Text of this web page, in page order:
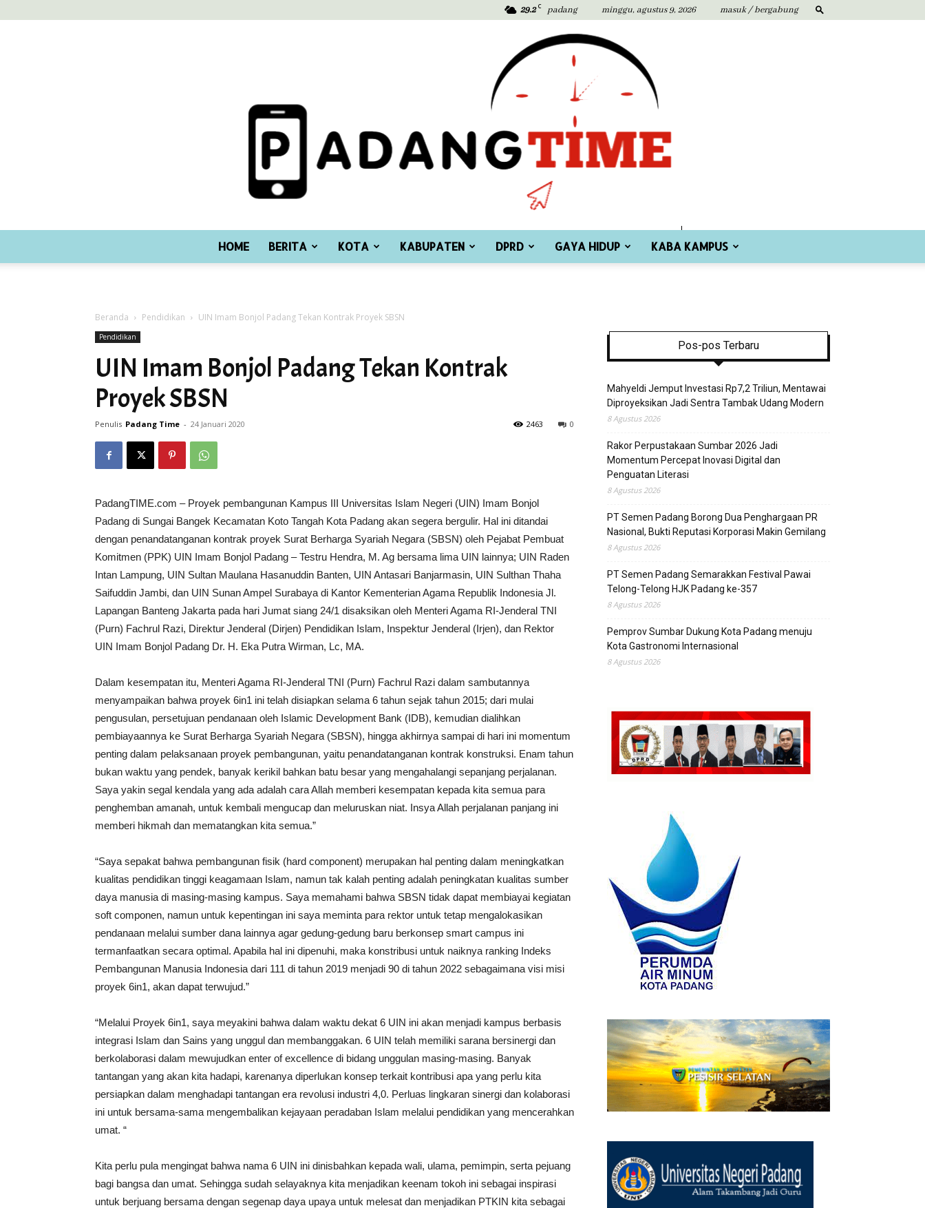
29.2 C padang minggu, agustus 9, 2026 masuk / bergabung
Time
HOME BERITA KOTA KABUPATEN DPRD GAYA HIDUP KABA KAMPUS
Beranda Pendidikan UIN Imam Bonjol Padang Tekan Kontrak Proyek SBSN
Pendidikan
UIN Imam Bonjol Padang Tekan Kontrak
Proyek SBSN
Penulis Padang Time - 24 Januari 2020 0
2463
PadangTIME.com – Proyek pembangunan Kampus III Universitas Islam Negeri (UIN) Imam Bonjol
Padang di Sungai Bangek Kecamatan Koto Tangah Kota Padang akan segera bergulir. Hal ini ditandai
dengan penandatanganan kontrak proyek Surat Berharga Syariah Negara (SBSN) oleh Pejabat Pembuat
Komitmen (PPK) UIN Imam Bonjol Padang – Testru Hendra, M. Ag bersama lima UIN lainnya; UIN Raden
Intan Lampung, UIN Sultan Maulana Hasanuddin Banten, UIN Antasari Banjarmasin, UIN Sulthan Thaha
Saifuddin Jambi, dan UIN Sunan Ampel Surabaya di Kantor Kementerian Agama Republik Indonesia Jl.
Lapangan Banteng Jakarta pada hari Jumat siang 24/1 disaksikan oleh Menteri Agama RI-Jenderal TNI
(Purn) Fachrul Razi, Direktur Jenderal (Dirjen) Pendidikan Islam, Inspektur Jenderal (Irjen), dan Rektor
UIN Imam Bonjol Padang Dr. H. Eka Putra Wirman, Lc, MA.
Dalam kesempatan itu, Menteri Agama RI-Jenderal TNI (Purn) Fachrul Razi dalam sambutannya
menyampaikan bahwa proyek 6in1 ini telah disiapkan selama 6 tahun sejak tahun 2015; dari mulai
pengusulan, persetujuan pendanaan oleh Islamic Development Bank (IDB), kemudian dialihkan
pembiayaannya ke Surat Berharga Syariah Negara (SBSN), hingga akhirnya sampai di hari ini momentum
penting dalam pelaksanaan proyek pembangunan, yaitu penandatanganan kontrak konstruksi. Enam tahun
bukan waktu yang pendek, banyak kerikil bahkan batu besar yang mengahalangi sepanjang perjalanan.
Saya yakin segal kendala yang ada adalah cara Allah memberi kesempatan kepada kita semua para
penghemban amanah, untuk kembali mengucap dan meluruskan niat. Insya Allah perjalanan panjang ini
memberi hikmah dan mematangkan kita semua.”
“Saya sepakat bahwa pembangunan fisik (hard component) merupakan hal penting dalam meningkatkan
kualitas pendidikan tinggi keagamaan Islam, namun tak kalah penting adalah peningkatan kualitas sumber
daya manusia di masing-masing kampus. Saya memahami bahwa SBSN tidak dapat membiayai kegiatan
soft componen, namun untuk kepentingan ini saya meminta para rektor untuk tetap mengalokasikan
pendanaan melalui sumber dana lainnya agar gedung-gedung baru berkonsep smart campus ini
termanfaatkan secara optimal. Apabila hal ini dipenuhi, maka konstribusi untuk naiknya ranking Indeks
Pembangunan Manusia Indonesia dari 111 di tahun 2019 menjadi 90 di tahun 2022 sebagaimana visi misi
proyek 6in1, akan dapat terwujud.”
“Melalui Proyek 6in1, saya meyakini bahwa dalam waktu dekat 6 UIN ini akan menjadi kampus berbasis
integrasi Islam dan Sains yang unggul dan membanggakan. 6 UIN telah memiliki sarana bersinergi dan
berkolaborasi dalam mewujudkan enter of excellence di bidang unggulan masing-masing. Banyak
tantangan yang akan kita hadapi, karenanya diperlukan konsep terkait kontribusi apa yang perlu kita
persiapkan dalam menghadapi tantangan era revolusi industri 4,0. Perluas lingkaran sinergi dan kolaborasi
ini untuk bersama-sama mengembalikan kejayaan peradaban Islam melalui pendidikan yang mencerahkan
umat. “
Kita perlu pula mengingat bahwa nama 6 UIN ini dinisbahkan kepada wali, ulama, pemimpin, serta pejuang
bagi bangsa dan umat. Sehingga sudah selayaknya kita menjadikan keenam tokoh ini sebagai inspirasi
untuk berjuang bersama dengan segenap daya upaya untuk melesat dan menjadikan PTKIN kita sebagai
Pos-pos Terbaru
Mahyeldi Jemput Investasi Rp7,2 Triliun, Mentawai
Diproyeksikan Jadi Sentra Tambak Udang Modern
8 Agustus 2026
Rakor Perpustakaan Sumbar 2026 Jadi
Momentum Percepat Inovasi Digital dan
Penguatan Literasi
8 Agustus 2026
PT Semen Padang Borong Dua Penghargaan PR
Nasional, Bukti Reputasi Korporasi Makin Gemilang
8 Agustus 2026
PT Semen Padang Semarakkan Festival Pawai
Telong-Telong HJK Padang ke-357
8 Agustus 2026
Pemprov Sumbar Dukung Kota Padang menuju
Kota Gastronomi Internasional
8 Agustus 2026